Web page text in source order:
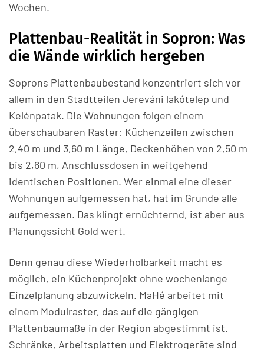
Wochen.
Plattenbau-Realität in Sopron: Was
die Wände wirklich hergeben
Soprons Plattenbaubestand konzentriert sich vor
allem in den Stadtteilen Jereváni lakótelep und
Kelénpatak. Die Wohnungen folgen einem
überschaubaren Raster: Küchenzeilen zwischen
2,40 m und 3,60 m Länge, Deckenhöhen von 2,50 m
bis 2,60 m, Anschlussdosen in weitgehend
identischen Positionen. Wer einmal eine dieser
Wohnungen aufgemessen hat, hat im Grunde alle
aufgemessen. Das klingt ernüchternd, ist aber aus
Planungssicht Gold wert.
Denn genau diese Wiederholbarkeit macht es
möglich, ein Küchenprojekt ohne wochenlange
Einzelplanung abzuwickeln. MaHé arbeitet mit
einem Modulraster, das auf die gängigen
Plattenbaumaße in der Region abgestimmt ist.
Schränke, Arbeitsplatten und Elektrogeräte sind